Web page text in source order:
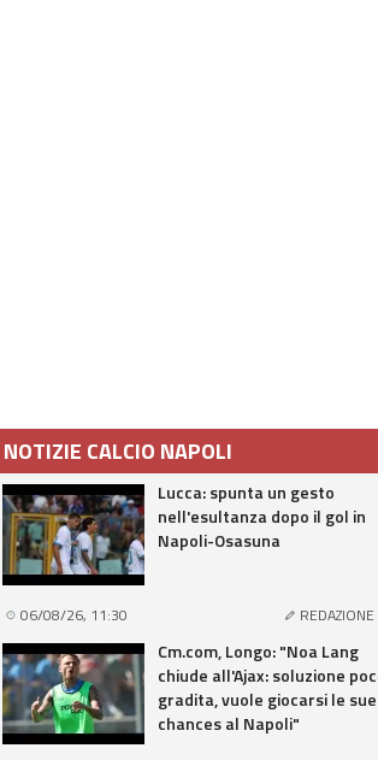
NOTIZIE CALCIO NAPOLI
Lucca: spunta un gesto
nell'esultanza dopo il gol in
Napoli-Osasuna
06/08/26, 11:30 REDAZIONE
Cm.com, Longo: "Noa Lang
chiude all'Ajax: soluzione
gradita, vuole giocarsi le sue
chances al Napoli"